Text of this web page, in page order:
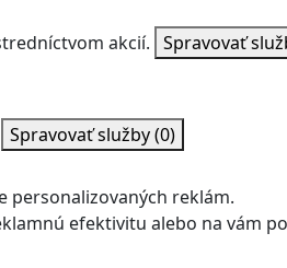
akcií. Spravovať
Spravovať služby(0)
personalizovaných reklám.
efektivitu alebo na vám